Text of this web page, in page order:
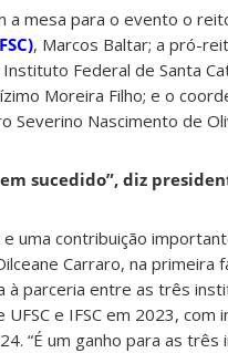
a mesa para o evento o
, Marcos Baltar; a pró-
Federal de Santa
Moreira Filho; e o
Severino Nascimento de
sucedido”, diz
e uma contribuição
Carraro, na primeira
à parceria entre as três
UFSC e IFSC em 2023, com
“É um ganho para as